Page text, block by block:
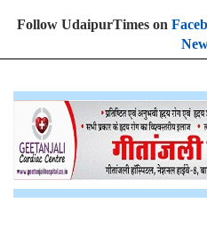
Follow UdaipurTimes on